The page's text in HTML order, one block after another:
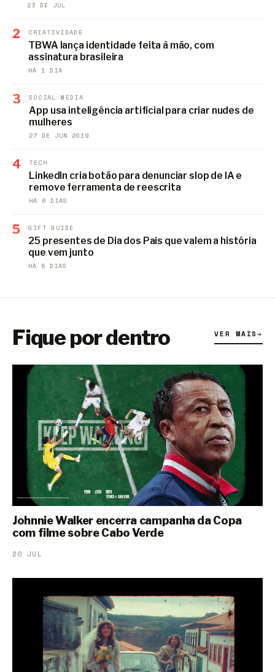
23 DE JUL
2 CRIATIVIDADE
TBWA lança identidade feita à mão, com
assinatura brasileira
HÁ 1 DIA
3 SOCIAL MEDIA
App usa inteligência artificial para criar nudes de
mulheres
27 DE JUN 2019
4 TECH
LinkedIn cria botão para denunciar slop de IA e
remove ferramenta de reescrita
HÁ 6 DIAS
5 GIFT GUIDE
25 presentes de Dia dos Pais que valem a história
que vem junto
HÁ 5 DIAS
Fique por dentro VER MAIS→
Johnnie Walker encerra campanha da Copa
com filme sobre Cabo Verde
20 JUL